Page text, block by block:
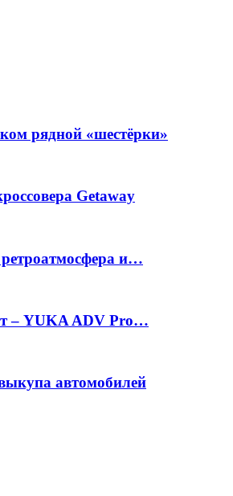
рядной «шестёрки»
Getaway
и…
– YUKA ADV Pro…
автомобилей